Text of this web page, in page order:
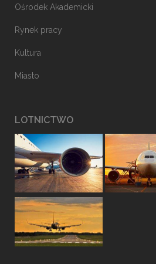
Ośrodek Akademicki
Rynek pracy
Kultura
Miasto
LOTNICTWO